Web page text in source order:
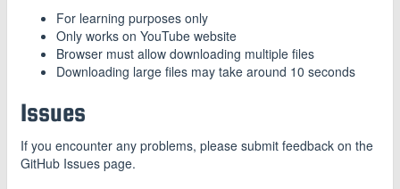
For learning purposes only
Only works on YouTube website
Browser must allow downloading multiple files
Downloading large files may take around 10 seconds
Issues
If you encounter any problems, please submit feedback on the
GitHub Issues page.